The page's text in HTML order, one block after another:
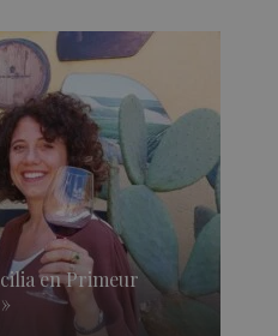
en Primeur